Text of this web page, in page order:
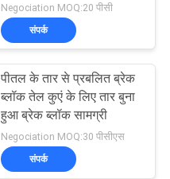
Negociation MOQ:20 पीसी
संपर्क
पीतल के तार से प्रबलित ब्रेक
ब्लॉक तेल कुएं के लिए तार बुना
हुआ ब्रेक ब्लॉक सामग्री
Negociation MOQ:30 पीसीएस
संपर्क